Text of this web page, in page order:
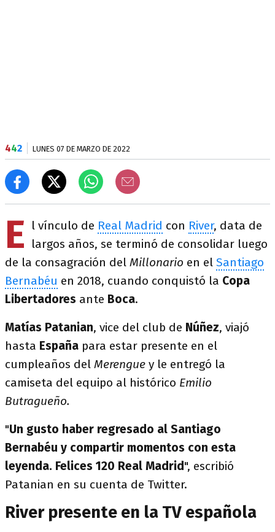
442 LUNES 07 DE MARZO DE 2022
E l vínculo de Real Madrid con River, data de
largos años, se terminó de consolidar luego
de la consagración del Millonario en el Santiago
Bernabéu en 2018, cuando conquistó la Copa
Libertadores ante Boca.
Matías Patanian, vice del club de Núñez, viajó
hasta España para estar presente en el
cumpleaños del Merengue y le entregó la
camiseta del equipo al histórico Emilio
Butragueño.
"Un gusto haber regresado al Santiago
Bernabéu y compartir momentos con esta
leyenda. Felices 120 Real Madrid", escribió
Patanian en su cuenta de Twitter.
River presente en la TV española